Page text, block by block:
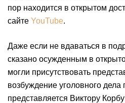
пор находится в открытом
сайте YouTube.
Даже если не вдаваться в
сказано осужденным в
могли присутствовать
возбуждение уголовного дела
представляется Виктору